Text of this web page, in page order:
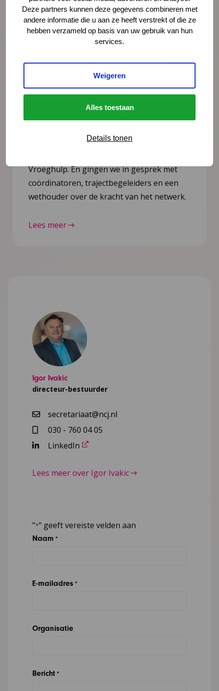
Deze partners kunnen deze gegevens combineren met
andere informatie die u aan ze heeft verstrekt of die ze
hebben verzameld op basis van uw gebruik van hun
services.
Weigeren
Alles toestaan
Details tonen
Nieuws 6 juli 2026
Documentaire Integrale Vroeghulp
‘Je voelt dat er iets niet klopt’
In deze mini-documentaire volgen we drie
Vroeghulp. En gingen we in gesprek met
coördinatoren, trajectbegeleiders en een
wethouder over de kracht van het netwerk.
Lees meer
Igor Ivakic
directeur-bestuurder
secretariaat@ncj.nl
030 - 760 04 05
LinkedIn
Lees meer over Igor Ivakic
"*" geeft vereiste velden aan
Naam *
E-mailadres *
Organisatie
Bericht *